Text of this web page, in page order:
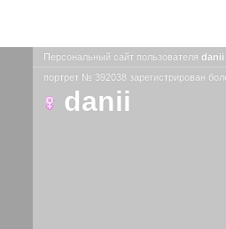
Персональный сайт пользователя danii
портрет № 392038 зарегистрирован
danii